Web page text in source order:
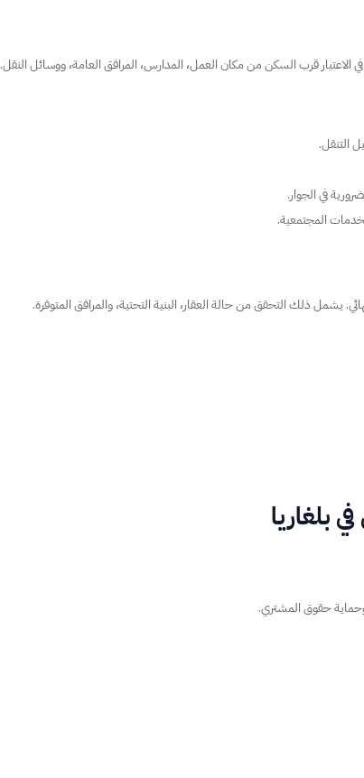
قرب السكن من مكان العمل، المدارس، المرافق العامة، ووسائل النقل.
التنقل.
في الجوار.
المجتمعية.
يشمل ذلك التحقق من حالة العقار، البنية التحتية، والمرافق المتوفرة.
بلغاريا
وحماية حقوق المشتري.